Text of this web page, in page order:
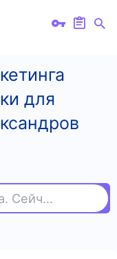
для
Найдите курс или автора. Сейчас ищут